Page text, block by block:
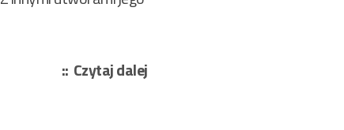
Czytaj dalej„Makowiecki